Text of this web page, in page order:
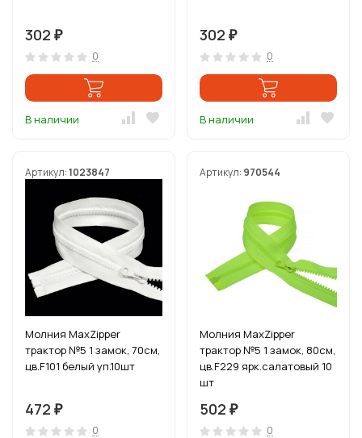
302 ₽
0
В наличии
302 ₽
0
В наличии
Артикул:1023847
Молния MaxZipper
трактор №5 1 замок, 70см,
цв.F101 белый уп.10шт
472 ₽
0
Артикул: 970544
Молния MaxZipper
трактор №5 1 замок, 80см,
цв.F229 ярк.салатовый 10
шт
502 ₽
0